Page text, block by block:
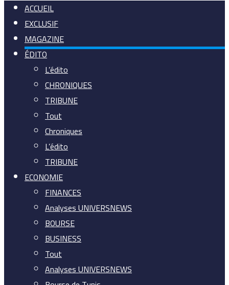
ACCUEIL
EXCLUSIF
MAGAZINE
ÉDITO
L’édito
CHRONIQUES
TRIBUNE
Tout
Chroniques
L’édito
TRIBUNE
ECONOMIE
FINANCES
Analyses UNIVERSNEWS
BOURSE
BUSINESS
Tout
Analyses UNIVERSNEWS